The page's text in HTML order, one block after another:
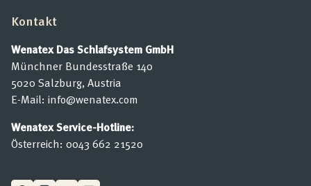
Kontakt
Wenatex Das Schlafsystem GmbH
Münchner Bundesstraße 140
5020 Salzburg, Austria
E-Mail: info@wenatex.com
Wenatex Service-Hotline:
Österreich: 0043 662 21520